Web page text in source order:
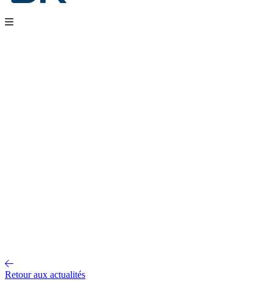
Retour aux actualités